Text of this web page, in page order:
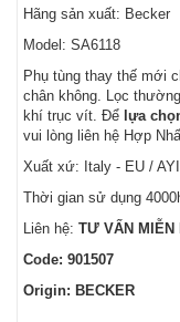
Hãng sản xuất: Becker
Model: SA6118
Phụ tùng thay thế mới
chân không. Lọc
khí trục vít. Để lựa
vui lòng liên hệ Hợp
Xuất xứ: Italy - EU /
Thời gian sử dụng
Liên hệ: TƯ VẤN MIỄN
Code: 901507
Origin: BECKER